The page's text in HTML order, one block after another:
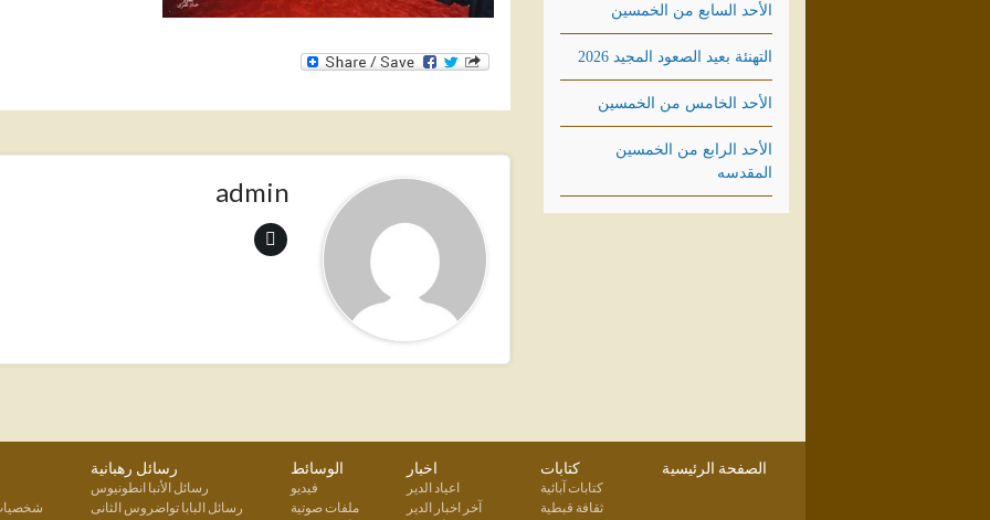
admin
الأحد السابع من الخمسين
التهنئة بعيد الصعود المجيد 2026
الأحد الخامس من الخمسين
الأحد الرابع من الخمسين
المقدسه
الصفحة الرئيسية كتابات
كتابات آبائية
ثقافة قبطية
اخبار
اعياد الدير
آخر اخبار الدير
الوسائط
فيديو
ملفات صوتية
رسائل رهبانية
رسائل الأنبا انطونيوس
رسائل البابا تواضروس الثانى